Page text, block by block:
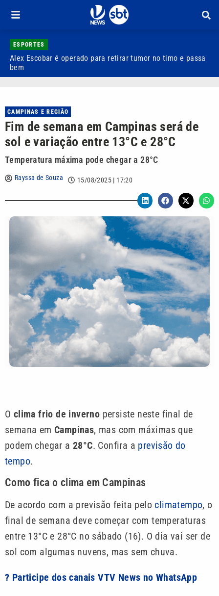
ESPORTES
Alex Escobar é operado para retirar tumor no timo e passa
bem
CAMPINAS E REGIÃO
Fim de semana em Campinas será de
sol e variação entre 13°C e 28°C
Temperatura máxima pode chegar a 28°C
Rayssa de Souza 15/08/2025 | 17:20
O clima frio de inverno persiste neste final de
semana em Campinas, mas com máximas que
podem chegar a 28°C. Confira a previsão do
tempo.
Como fica o clima em Campinas
De acordo com a previsão feita pelo climatempo, o
final de semana deve começar com temperaturas
entre 13°C e 28°C no sábado (16). O dia vai ser de
sol com algumas nuvens, mas sem chuva.
? Participe dos canais VTV News no WhatsApp